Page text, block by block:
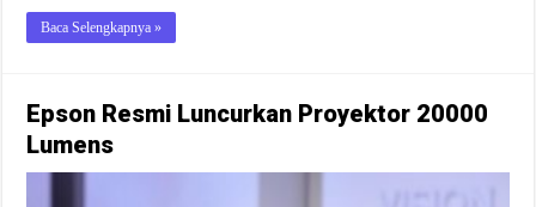
Baca Selengkapnya »
Epson Resmi Luncurkan Proyektor 20000
Lumens